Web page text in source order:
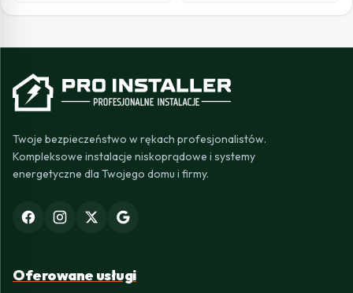
Twoje bezpieczeństwo w rękach profesjonalistów.
Kompleksowe instalacje niskoprądowe i systemy
energetyczne dla Twojego domu i firmy.
Oferowane usługi